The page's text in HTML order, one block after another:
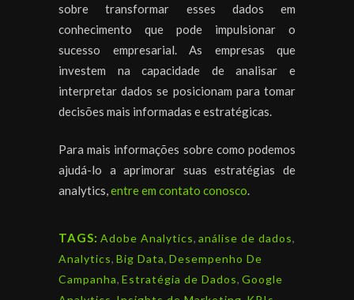
sobre transformar esses dados em
conhecimento que pode impulsionar o
sucesso empresarial. As empresas que
investem na capacidade de analisar e
interpretar dados se posicionam para tomar
decisões mais informadas e estratégicas.
Para mais informações sobre como podemos
ajudá-lo a aprimorar suas estratégias de
analytics,entre em contato conosco.
TAGS: Adobe Analytics, análise de dados,
Analytics, Big Data, Desempenho De
Campanha, Estratégia de Dados, Google